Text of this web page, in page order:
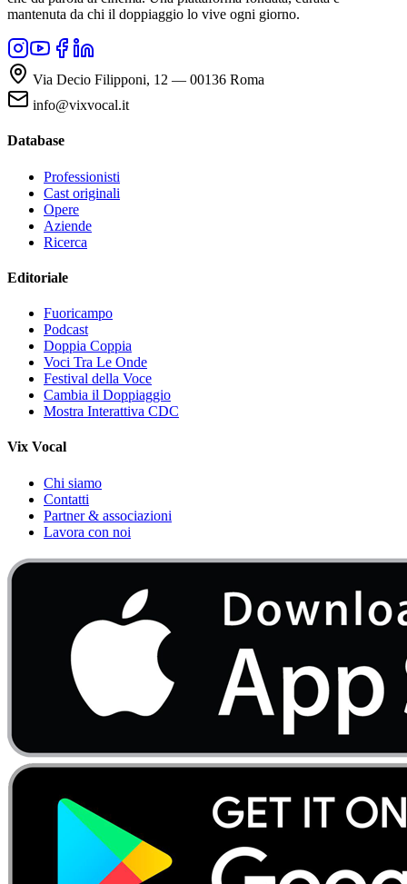
mantenuta da chi il doppiaggio lo vive ogni giorno.
Via Decio Filipponi, 12 — 00136 Roma
info@vixvocal.it
Database
Professionisti
Cast originali
Opere
Aziende
Ricerca
Editoriale
Fuoricampo
Podcast
Doppia Coppia
Voci Tra Le Onde
Festival della Voce
Cambia il Doppiaggio
Mostra Interattiva CDC
Vix Vocal
Chi siamo
Contatti
Partner & associazioni
Lavora con noi